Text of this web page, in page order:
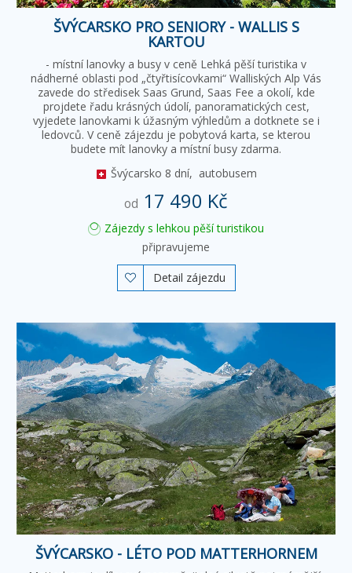
ŠVÝCARSKO PRO SENIORY - WALLIS S
KARTOU
- místní lanovky a busy v ceně Lehká pěší turistika v
nádherné oblasti pod „čtyřtisícovkami“ Walliských Alp Vás
zavede do středisek Saas Grund, Saas Fee a okolí, kde
projdete řadu krásných údolí, panoramatických cest,
vyjedete lanovkami k úžasným výhledům a dotknete se i
ledovců. V ceně zájezdu je pobytová karta, se kterou
budete mít lanovky a místní busy zdarma.
Švýcarsko 8 dní, autobusem
od 17 490 Kč
Zájezdy s lehkou pěší turistikou
připravujeme
 Detail zájezdu
ŠVÝCARSKO - LÉTO POD MATTERHORNEM